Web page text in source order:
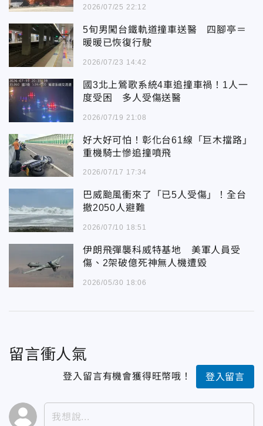
2026/07/25 22:12
5旬男闖台鐵軌道撞車送醫 四腳亭＝
暖暖已恢復行駛
2026/07/23 14:42
國3北上鶯歌系統4車追撞車禍！1人一
度受困 多人受傷送醫
2026/07/19 21:08
好大好可怕！彰化台61線「巨木擋路」
重機騎士慘追撞噴飛
2026/07/17 17:34
巴威颱風衝來了「已5人受傷」！全台
撤2050人避難
2026/07/10 18:51
伊朗飛彈襲科威特基地 美軍人員受
傷、2架破億死神無人機遭毀
2026/05/30 18:06
留言衝人氣
登入留言有機會獲得旺幣哦！ 登入留言